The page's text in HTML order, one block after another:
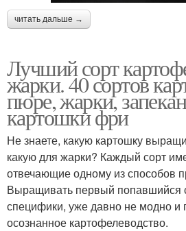
читать дальше →
Лучший сорт
жарки. 40 сортов
пюре, жарки,
картошки фри
Не знаете, какую картошку
какую для жарки? Каждый сорт
отвечающие одному из способов
Выращивать первый попавшийся
специфики, уже давно не модно и
осознанное картофелеводство.